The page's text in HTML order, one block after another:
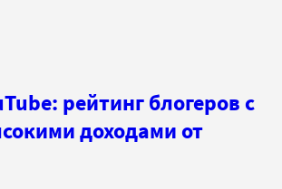
рейтинг блогеров с
доходами от